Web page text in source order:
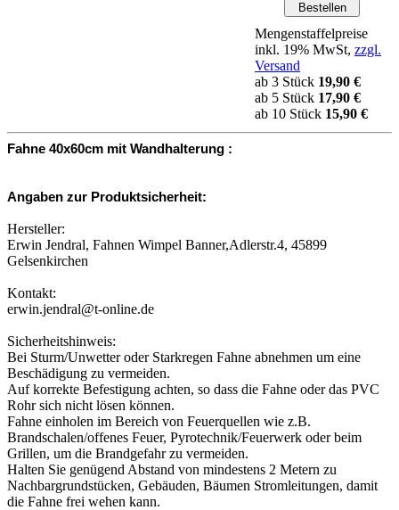
Mengenstaffelpreise
inkl. 19% MwSt, zzgl.
Versand
ab 3 Stück 19,90 €
ab 5 Stück 17,90 €
ab 10 Stück 15,90 €
Fahne 40x60cm mit Wandhalterung :
Angaben zur Produktsicherheit:
Hersteller:
Erwin Jendral, Fahnen Wimpel Banner,Adlerstr.4, 45899
Gelsenkirchen
Kontakt:
erwin.jendral@t-online.de
Sicherheitshinweis:
Bei Sturm/Unwetter oder Starkregen Fahne abnehmen um eine
Beschädigung zu vermeiden.
Auf korrekte Befestigung achten, so dass die Fahne oder das PVC
Rohr sich nicht lösen können.
Fahne einholen im Bereich von Feuerquellen wie z.B.
Brandschalen/offenes Feuer, Pyrotechnik/Feuerwerk oder beim
Grillen, um die Brandgefahr zu vermeiden.
Halten Sie genügend Abstand von mindestens 2 Metern zu
Nachbargrundstücken, Gebäuden, Bäumen Stromleitungen, damit
die Fahne frei wehen kann.